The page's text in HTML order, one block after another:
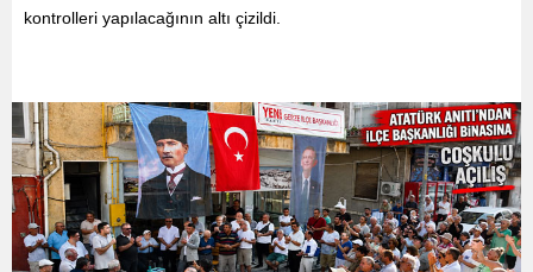
kontrolleri yapılacağının altı çizildi.